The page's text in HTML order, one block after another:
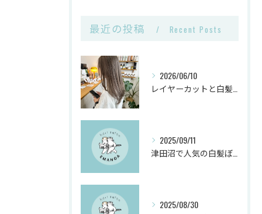
最近の投稿 Recent Posts
2026/06/10
2025/09/11
2025/08/30